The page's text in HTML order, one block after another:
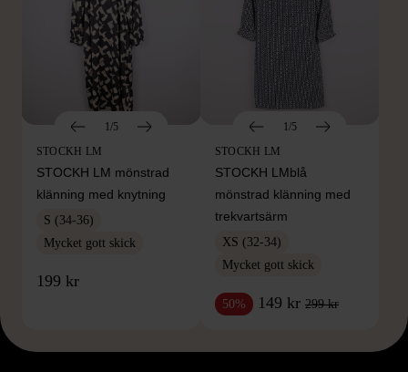
1/5
STOCKH LM
STOCKH LM mönstrad
klänning med knytning
S (34-36)
Mycket gott skick
199 kr
1/5
STOCKH LM
STOCKH LMblå
mönstrad klänning med
trekvartsärm
XS (32-34)
Mycket gott skick
50% 149 kr 299 kr